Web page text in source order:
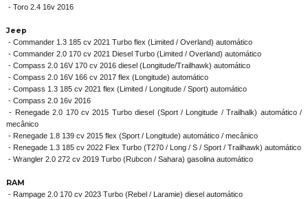
- Toro 2.4 16v 2016
Jeep
- Commander 1.3 185 cv 2021 Turbo flex (Limited / Overland) automático
- Commander 2.0 170 cv 2021 Diesel Turbo (Limited / Overland) automático
- Compass 2.0 16V 170 cv 2016 diesel (Longitude/Trailhawk) automático
- Compass 2.0 16V 166 cv 2017 flex (Longitude) automático
- Compass 1.3 185 cv 2021 flex (Limited / Longitude / Sport) automático
- Compass 2.0 16v 2016
- Renegade 2.0 170 cv 2015 Turbo diesel (Sport / Longitude / Trailhalk) automático /
mecânico
- Renegade 1.8 139 cv 2015 flex (Sport / Longitude) automático / mecânico
- Renegade 1.3 185 cv 2022 Flex Turbo (T270 / Long / S / Sport / Trailhawk) automático
- Wrangler 2.0 272 cv 2019 Turbo (Rubcon / Sahara) gasolina automático
RAM
- Rampage 2.0 170 cv 2023 Turbo (Rebel / Laramie) diesel automático